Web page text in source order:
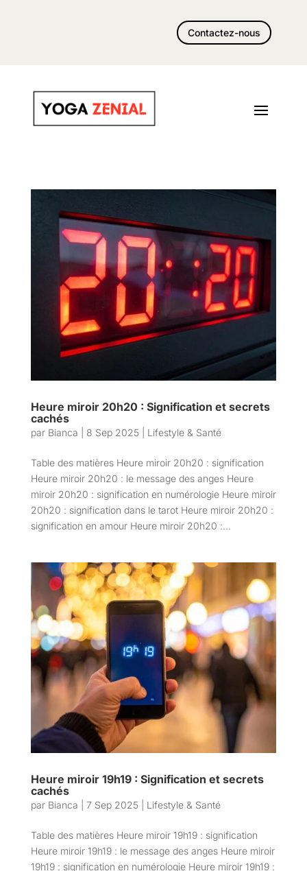
Contactez-nous
Heure miroir 20h20 : Signification et secrets
cachés
par Bianca 8 Sep 2025| Lifestyle & Santé
Table des matières Heure miroir 20h20 : signification
Heure miroir 20h20 : le message des anges Heure
miroir 20h20 : signification en numérologie Heure miroir
20h20 : signification dans le tarot Heure miroir 20h20 :
signification en amour Heure miroir 20h20 :...
Heure miroir 19h19 : Signification et secrets
cachés
par Bianca 7 Sep 2025| Lifestyle & Santé
Table des matières Heure miroir 19h19 : signification
Heure miroir 19h19 : le message des anges Heure miroir
19h19 : signification en numérologie Heure miroir 19h19 :